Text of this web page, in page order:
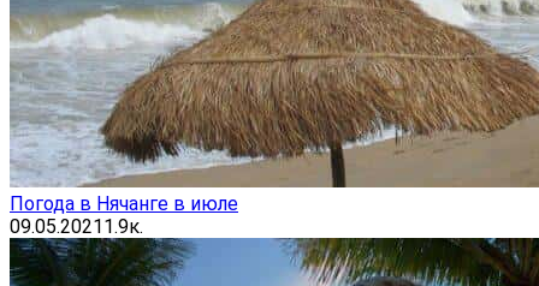
Погода в Нячанге в июле
09.05.20211.9к.